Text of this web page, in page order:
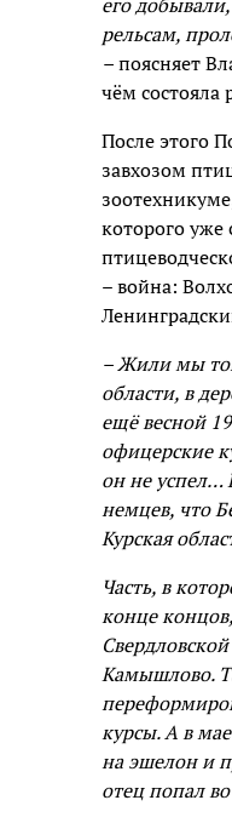
рельсам,
–поясняет
чём состояла
После этого
завхозом
которого уже
– война:
– Жили мы
области, в
ещё весной
офицерские
он не успел…
немцев, что
Курская
Часть, в
конце
Камышлово.
курсы. А в
на эшелон и
отец попал